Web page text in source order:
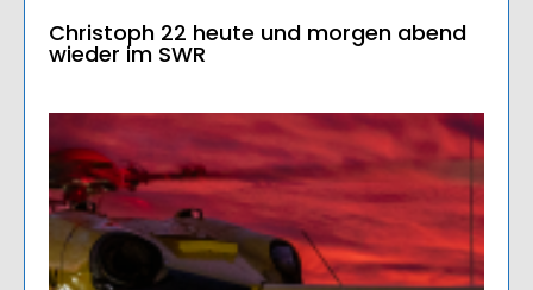
Christoph 22 heute und morgen abend
wieder im SWR